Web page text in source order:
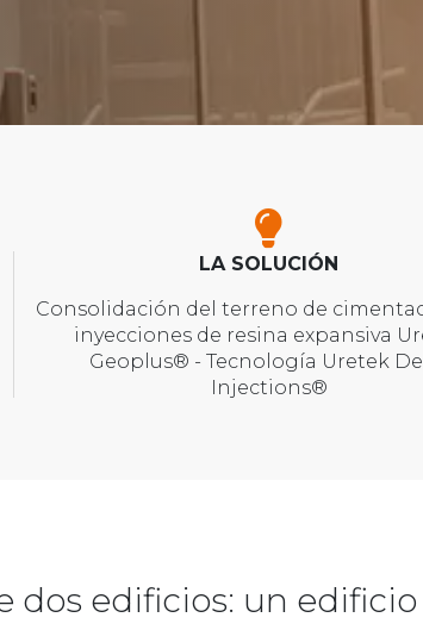
LA SOLUCIÓN
Consolidación del terreno de
inyecciones de resina expansiva
Geoplus® - Tecnología Uretek
Injections®
dos edificios: un